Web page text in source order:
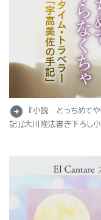
arrow_circle_right
『小説 とっちめてや
記」』大川隆法書き下ろし